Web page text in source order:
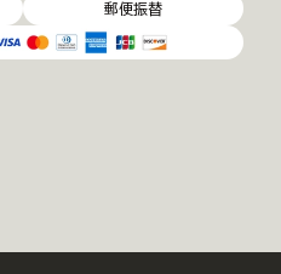
郵便振替